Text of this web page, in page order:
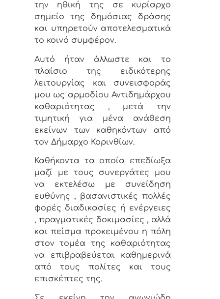
την ηθική της σε κυρίαρχο
σημείο της δημόσιας δράσης
και υπηρετούν αποτελεσματικά
το κοινό συμφέρον.
Αυτό ήταν άλλωστε και το
πλαίσιο της ειδικότερης
λειτουργίας και συνεισφοράς
μου ως αρμοδίου Αντιδημάρχου
καθαριότητας , μετά την
τιμητική για μένα ανάθεση
εκείνων των καθηκόντων από
τον Δήμαρχο Κορινθίων.
Καθήκοντα τα οποία επεδίωξα
μαζί με τους συνεργάτες μου
να εκτελέσω με συνείδηση
ευθύνης , βασανιστικές πολλές
φορές διαδικασίες ή ενέργειες
, πραγματικές δοκιμασίες , αλλά
και πείσμα προκειμένου η πόλη
στον τομέα της καθαριότητας
να επιβραβεύεται καθημερινά
από τους πολίτες και τους
επισκέπτες της.